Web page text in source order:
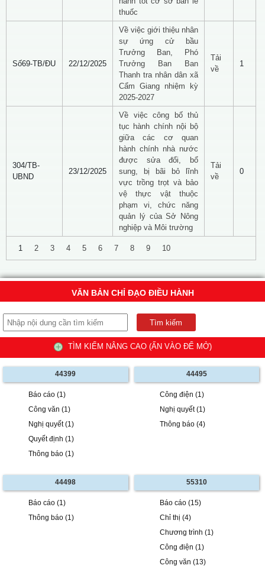
thuốc
Số69-TB/ĐU 22/12/2025
Về việc giới thiệu nhân
sự ứng cử bầu
Trưởng Ban, Phó
Trưởng Ban Ban
Thanh tra nhân dân xã
Cẩm Giang nhiệm kỳ
2025-2027
Tải
về
1
304/TB-
UBND
23/12/2025
Về việc công bố thủ
tục hành chính nội bộ
giữa các cơ quan
hành chính nhà nước
được sửa đổi, bổ
sung, bị bãi bỏ lĩnh
vực trồng trọt và bảo
vệ thực vật thuộc
phạm vi, chức năng
quản lý của Sở Nông
nghiệp và Môi trường
Tải
về
0
1 2 3 4 5 6 7 8 9 10
VĂN BẢN CHỈ ĐẠO ĐIỀU HÀNH
TÌM KIẾM NÂNG CAO (ẤN VÀO ĐỂ MỞ)
44399
Báo cáo (1)
Công văn (1)
Nghị quyết (1)
Quyết định (1)
Thông báo (1)
44495
Công điện (1)
Nghị quyết (1)
Thông báo (4)
44498
Báo cáo (1)
Thông báo (1)
55310
Báo cáo (15)
Chỉ thị (4)
Chương trình (1)
Công điện (1)
Công văn (13)